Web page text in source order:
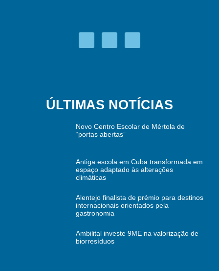
ÚLTIMAS NOTÍCIAS
Novo Centro Escolar de Mértola de
“portas abertas”
Antiga escola em Cuba transformada em
espaço adaptado às alterações
climáticas
Alentejo finalista de prémio para destinos
internacionais orientados pela
gastronomia
Ambilital investe 9ME na valorização de
biorresíduos